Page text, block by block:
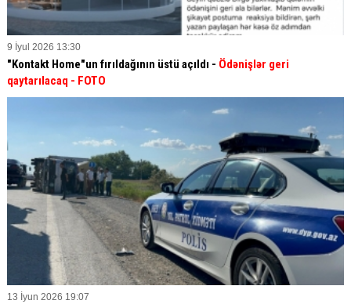
9 İyul 2026 13:30
"Kontakt Home"un fırıldağının üstü açıldı - Ödənişlər geri
qaytarılacaq - FOTO
13 İyun 2026 19:07